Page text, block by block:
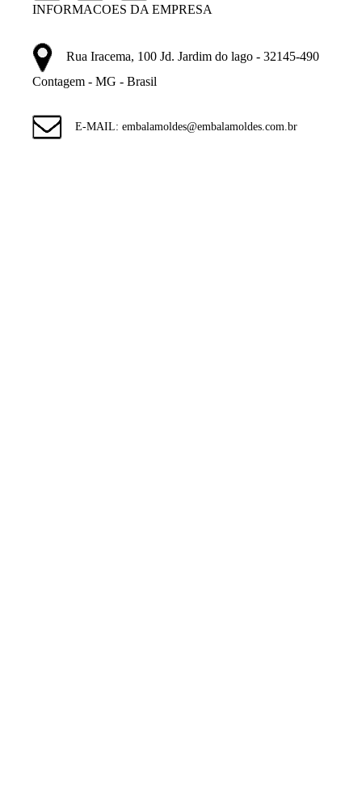
INFORMACOES DA EMPRESA
Rua Iracema, 100 Jd. Jardim do lago - 32145-490
Contagem - MG - Brasil
E-MAIL: embalamoldes@embalamoldes.com.br